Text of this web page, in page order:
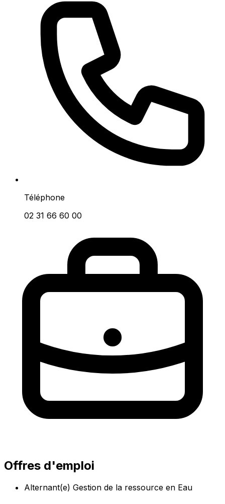
Téléphone
02 31 66 60 00
Offres d'emploi
Alternant(e) Gestion de la ressource en Eau